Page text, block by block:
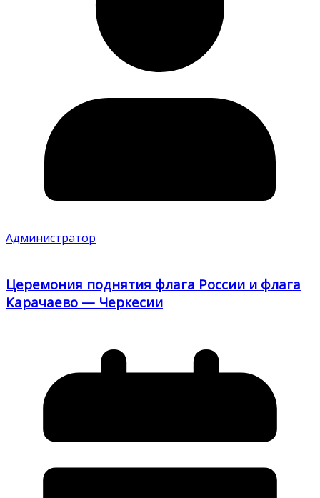
Администратор
Церемония поднятия флага России и флага
Карачаево — Черкесии